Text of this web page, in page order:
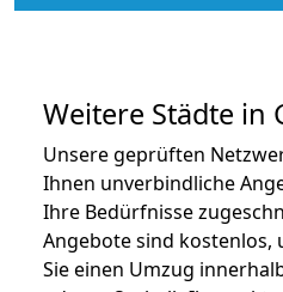
Weitere Städte in
Unsere geprüften
Ihnen unverbindliche
Ihre Bedürfnisse
Angebote sind kostenlos,
Sie einen Umzug